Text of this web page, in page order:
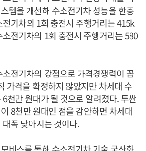
템을 개선해 수소전기차 성능을 한층
기차의 1회 충전시 주행거리는 415k
전기차의 1회 충전시 주행거리는 580
전기차의 강점으로 가격경쟁력이 꼽
가격을 확정하지 않았지만 차세대 수
천만 원대가 될 것으로 알려졌다. 투싼
8천만 원대인 점을 감안하면 차세대
폭 낮아지는 것이다.